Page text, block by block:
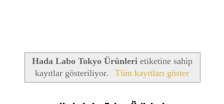
Hada Labo Tokyo Ürünleri etiketine sahip
kayıtlar gösteriliyor.
Tüm kayıtları göster